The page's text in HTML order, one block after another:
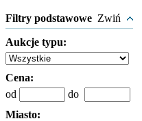
Filtry podstawowe Zwiń
Aukcje typu:
Cena:
od
do
Miasto: